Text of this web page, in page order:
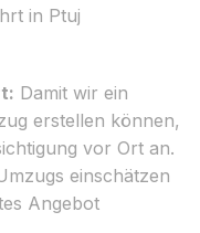
in Ptuj
Damit wir ein
erstellen können,
vor Ort an.
einschätzen
Angebot